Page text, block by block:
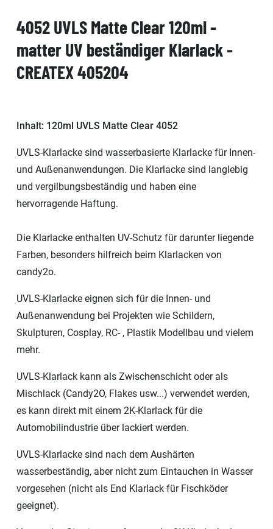
4052 UVLS Matte Clear 120ml -
matter UV beständiger Klarlack -
CREATEX 405204
Inhalt: 120ml UVLS Matte Clear 4052
UVLS-Klarlacke sind wasserbasierte Klarlacke für Innen-
und Außenanwendungen. Die Klarlacke sind langlebig
und vergilbungsbeständig und haben eine
hervorragende Haftung.
Die Klarlacke enthalten UV-Schutz für darunter liegende
Farben, besonders hilfreich beim Klarlacken von
candy2o.
UVLS-Klarlacke eignen sich für die Innen- und
Außenanwendung bei Projekten wie Schildern,
Skulpturen, Cosplay, RC- , Plastik Modellbau und vielem
mehr.
UVLS-Klarlack kann als Zwischenschicht oder als
Mischlack (Candy2O, Flakes usw...) verwendet werden,
es kann direkt mit einem 2K-Klarlack für die
Automobilindustrie über lackiert werden.
UVLS-Klarlacke sind nach dem Aushärten
wasserbeständig, aber nicht zum Eintauchen in Wasser
vorgesehen (nicht als End Klarlack für Fischköder
geeignet).